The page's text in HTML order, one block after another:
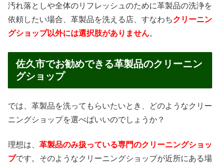
汚れ落としや全体のリフレッシュのために革製品の洗浄を
依頼したい場合、革製品を洗える店、すなわちクリーニン
グショップ以外には選択肢がありません。
佐久市でお勧めできる革製品のクリーニン
グショップ
では、革製品を洗ってもらいたいとき、どのようなクリー
ニングショップを選べばいいのでしょうか？
理想は、 革製品のみ扱っている専門のクリーニングショッ
プです。そのようなクリーニングショップが近所にある場